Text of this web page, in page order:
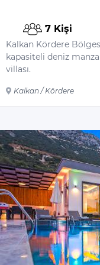
Genel
Çamaşır
Saç Kurutma
Ütü
Ütü Masası
Çarşaflar
Elektrikli
Bebeklere
Bebek Yatağı
Dahil
Şampuan
7 Kişi
Kalkan Kördere
kapasiteli deniz
villası.
Kalkan / Kördere